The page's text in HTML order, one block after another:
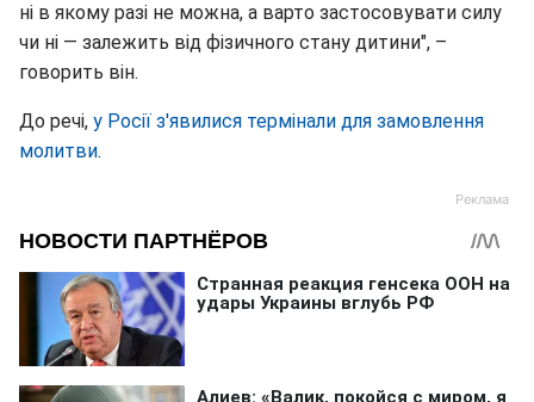
ні в якому разі не можна, а варто застосовувати силу
чи ні — залежить від фізичного стану дитини", –
говорить він.
До речі, у Росії з'явилися термінали для замовлення
молитви.